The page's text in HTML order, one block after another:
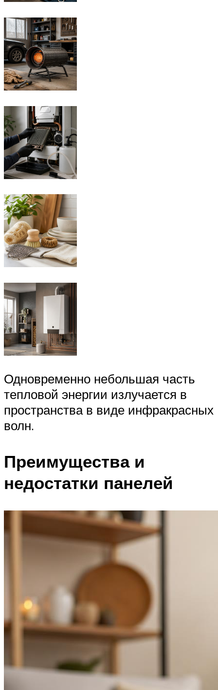
Одновременно небольшая часть
тепловой энергии излучается в
пространства в виде инфракрасных
волн.
Преимущества и
недостатки панелей